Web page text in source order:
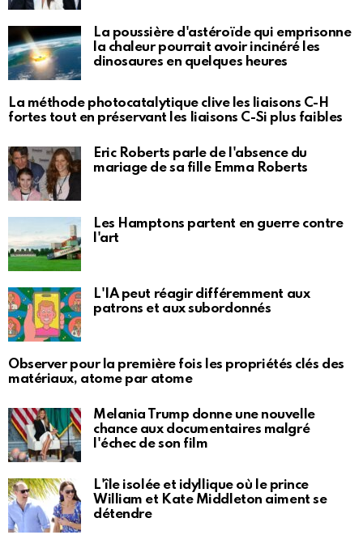
La poussière d'astéroïde qui emprisonne
la chaleur pourrait avoir incinéré les
dinosaures en quelques heures
La méthode photocatalytique clive les liaisons C-H
fortes tout en préservant les liaisons C-Si plus faibles
Eric Roberts parle de l'absence du
mariage de sa fille Emma Roberts
Les Hamptons partent en guerre contre
l'art
L'IA peut réagir différemment aux
patrons et aux subordonnés
Observer pour la première fois les propriétés clés des
matériaux, atome par atome
Melania Trump donne une nouvelle
chance aux documentaires malgré
l'échec de son film
L'île isolée et idyllique où le prince
William et Kate Middleton aiment se
détendre